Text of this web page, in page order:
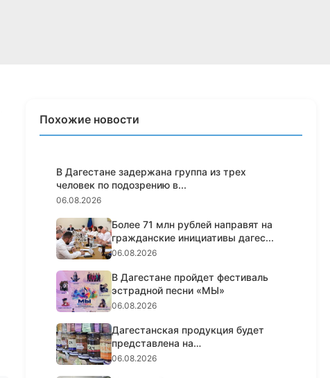
Похожие новости
В Дагестане задержана группа из трех
человек по подозрению в...
06.08.2026
Более 71 млн рублей направят на
гражданские инициативы дагес...
06.08.2026
В Дагестане пройдет фестиваль
эстрадной песни «МЫ»
06.08.2026
Дагестанская продукция будет
представлена на
гастрономическо...
06.08.2026